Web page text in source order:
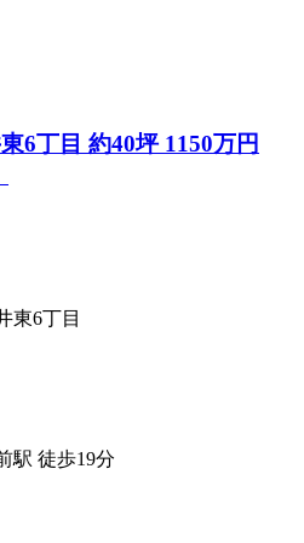
6丁目 約40坪 1150万円
東6丁目
駅 徒歩19分